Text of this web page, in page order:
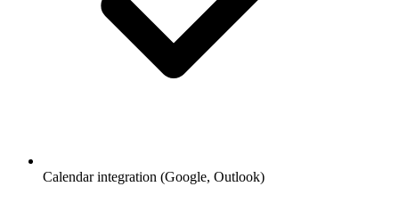
Calendar integration (Google, Outlook)